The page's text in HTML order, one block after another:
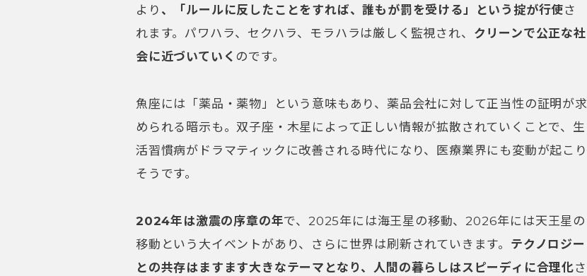
より 、「ルールに反したことをすれば、誰もが罰を受ける」という掟が行使さ
れます。パワハラ、セクハラ、モラハラは厳しく監視され、 クリーンで公正な社
会に近づいていく のです。
魚座には「薬品・薬物」という意味もあり、薬品会社に対して正当性の証明が求
められる暗示も。双子座・木星によって正しい情報が拡散されていくことで、生
活習慣病がドラマティックに改善される時代になり、医療業界にも変動が起こり
そうです。
2024年は激震の序章の年で、2025年には海王星の移動、2026年には天王星の
移動という大イベントがあり、さらに世界は刷新されていきます。 テクノロジー
との共存はますます大きなテーマとなり、人間の暮らしはスピーディに合理化さ